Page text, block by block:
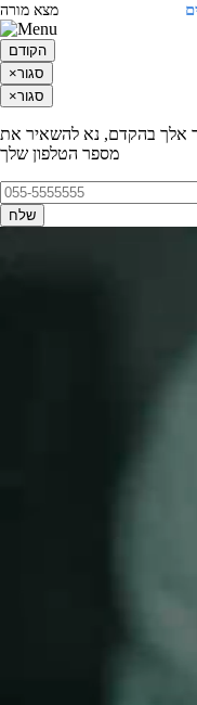
מצא מורה
הקודם
×סגור
×סגור
אלך בהקדם, נא להשאיר את
מספר הטלפון שלך
שלח